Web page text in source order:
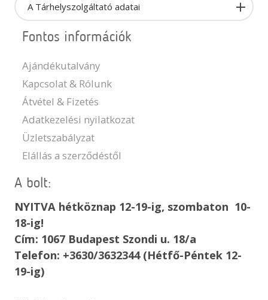
A Tárhelyszolgáltató adatai
Fontos információk
Ajándékutalvány
Kapcsolat & Rólunk
Átvétel & Fizetés
Adatkezelési nyilatkozat
Üzletszabályzat
Elállás a szerződéstől
A bolt:
NYITVA hétköznap 12-19-ig, szombaton 10-
18-ig!
Cím: 1067 Budapest Szondi u. 18/a
Telefon: +3630/3632344 (Hétfő-Péntek 12-
19-ig)